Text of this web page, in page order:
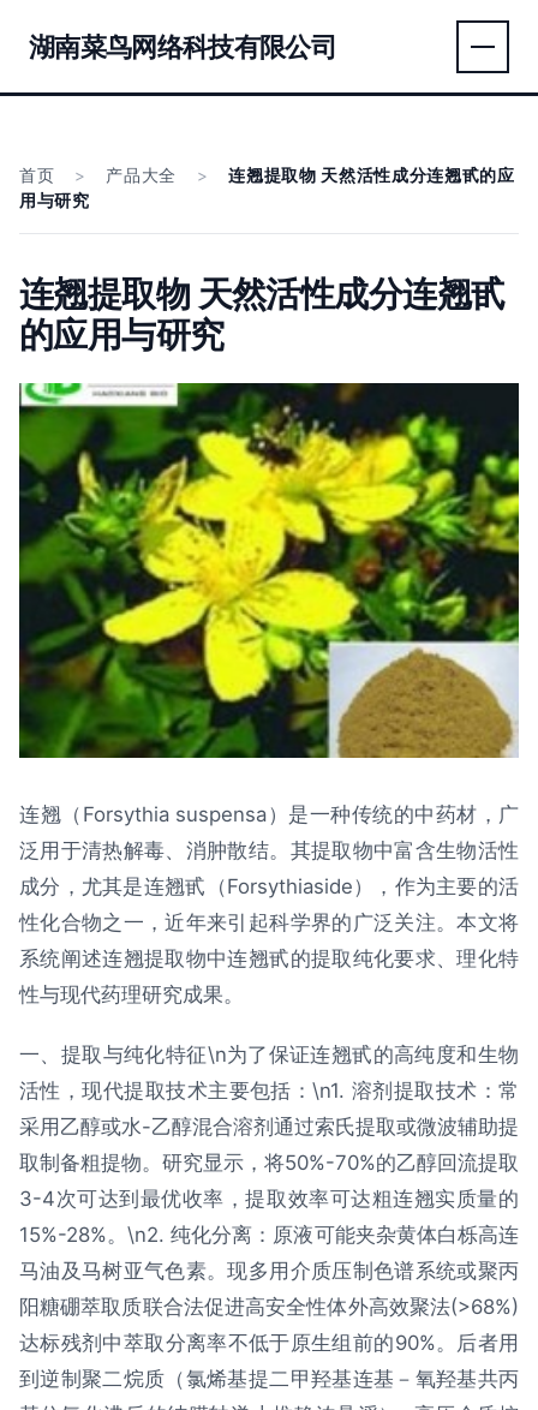
湖南菜鸟网络科技有限公司
首页 > 产品大全 >
连翘提取物 天然活性成分连翘甙的应
用与研究
连翘提取物 天然活性成分连翘甙
的应用与研究
连翘（Forsythia suspensa）是一种传统的中药材，广
泛用于清热解毒、消肿散结。其提取物中富含生物活性
成分，尤其是连翘甙（Forsythiaside），作为主要的活
性化合物之一，近年来引起科学界的广泛关注。本文将
系统阐述连翘提取物中连翘甙的提取纯化要求、理化特
性与现代药理研究成果。
一、提取与纯化特征\n为了保证连翘甙的高纯度和生物
活性，现代提取技术主要包括：\n1. 溶剂提取技术：常
采用乙醇或水-乙醇混合溶剂通过索氏提取或微波辅助提
取制备粗提物。研究显示，将50%-70%的乙醇回流提取
3-4次可达到最优收率，提取效率可达粗连翘实质量的
15%-28%。\n2. 纯化分离：原液可能夹杂黄体白栎高连
马油及马树亚气色素。现多用介质压制色谱系统或聚丙
阳糖硼萃取质联合法促进高安全性体外高效聚法(>68%)
达标残剂中萃取分离率不低于原生组前的90%。后者用
到逆制聚二烷质（氯烯基提二甲羟基连基－氧羟基共丙